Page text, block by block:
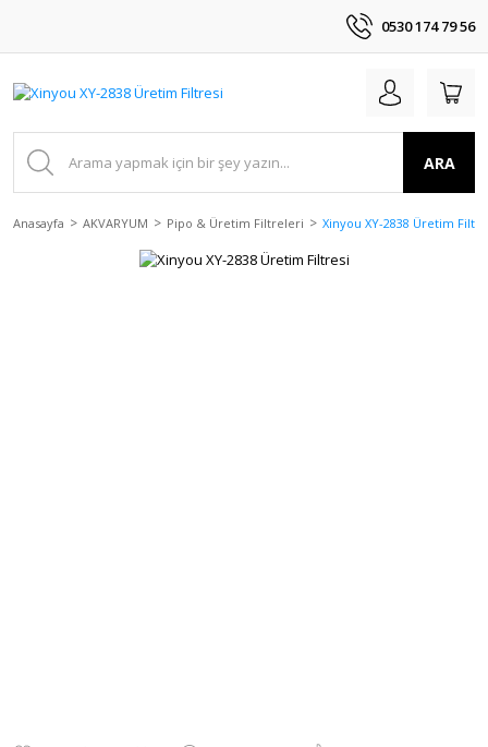
0530 174 79 56
ARA
Anasayfa AKVARYUM Pipo & Üretim Filtreleri Xinyou XY-2838 Üretim